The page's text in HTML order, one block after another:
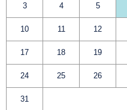
3 4 5
10 11 12
17 18 19
24 25 26
31